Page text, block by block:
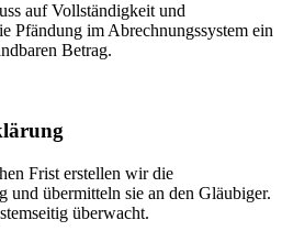
auf Vollständigkeit und
Pfändung im Abrechnungssystem ein
Betrag.
Frist erstellen wir die
und übermitteln sie an den Gläubiger.
überwacht.